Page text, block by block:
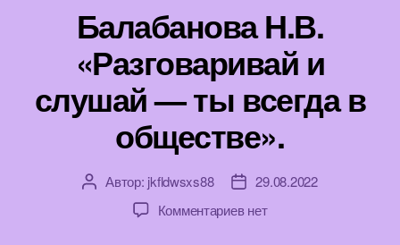
Балабанова Н.В.
«Разговаривай и
слушай — ты всегда в
обществе».
АвторАвтор: jkfldwsxs88
Дата29.08.2022
Комментариевк
нет